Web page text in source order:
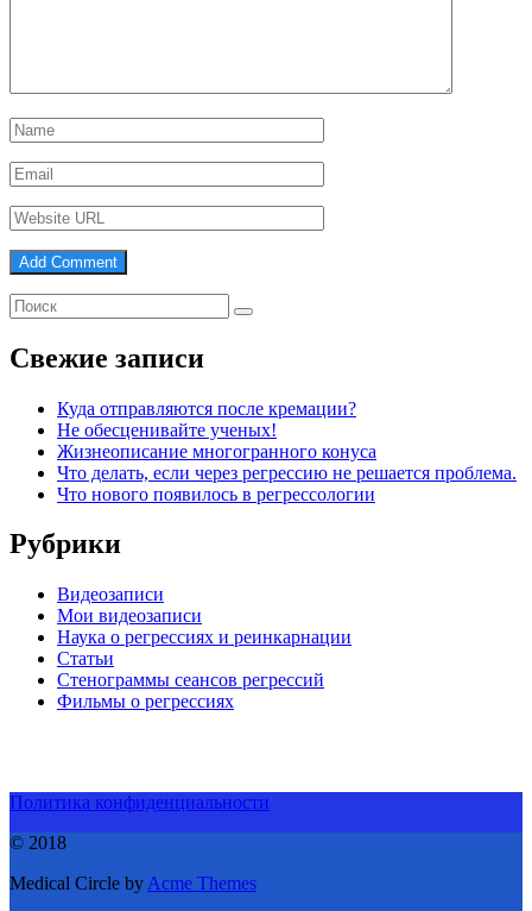
Свежие записи
Куда отправляются после кремации?
Не обесценивайте ученых!
Жизнеописание многогранного конуса
Что делать, если через регрессию не решается проблема.
Что нового появилось в регрессологии
Рубрики
Видеозаписи
Мои видеозаписи
Наука о регрессиях и реинкарнации
Статьи
Стенограммы сеансов регрессий
Фильмы о регрессиях
Политика конфиденциальности
© 2018
Medical Circle by Acme Themes